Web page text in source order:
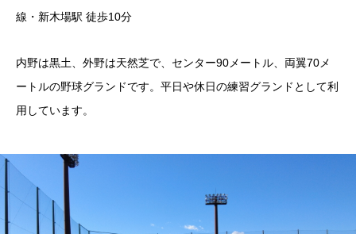
線・新木場駅 徒歩10分
内野は黒土、外野は天然芝で、センター90 メートル、両翼70 メ
ートルの野球グランドです。平日や休日の練習グランドとして利
用しています。